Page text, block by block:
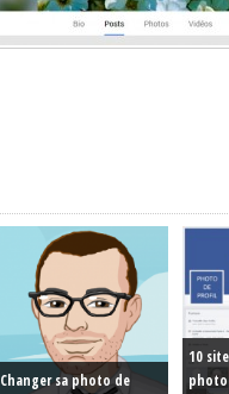
Changer sa photo de
10